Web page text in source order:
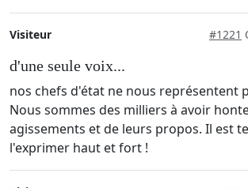
Visiteur #1221
d'une seule voix...
nos chefs d'état ne nous représentent
Nous sommes des milliers à avoir
agissements et de leurs propos. Il est
l'exprimer haut et fort !